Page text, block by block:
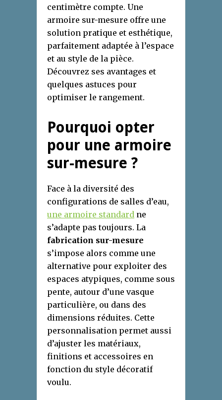
centimètre compte. Une
armoire sur-mesure offre une
solution pratique et esthétique,
parfaitement adaptée à l’espace
et au style de la pièce.
Découvrez ses avantages et
quelques astuces pour
optimiser le rangement.
Pourquoi opter
pour une armoire
sur-mesure ?
Face à la diversité des
configurations de salles d’eau,
une armoire standard ne
s’adapte pas toujours. La
fabrication sur-mesure
s’impose alors comme une
alternative pour exploiter des
espaces atypiques, comme sous
pente, autour d’une vasque
particulière, ou dans des
dimensions réduites. Cette
personnalisation permet aussi
d’ajuster les matériaux,
finitions et accessoires en
fonction du style décoratif
voulu.